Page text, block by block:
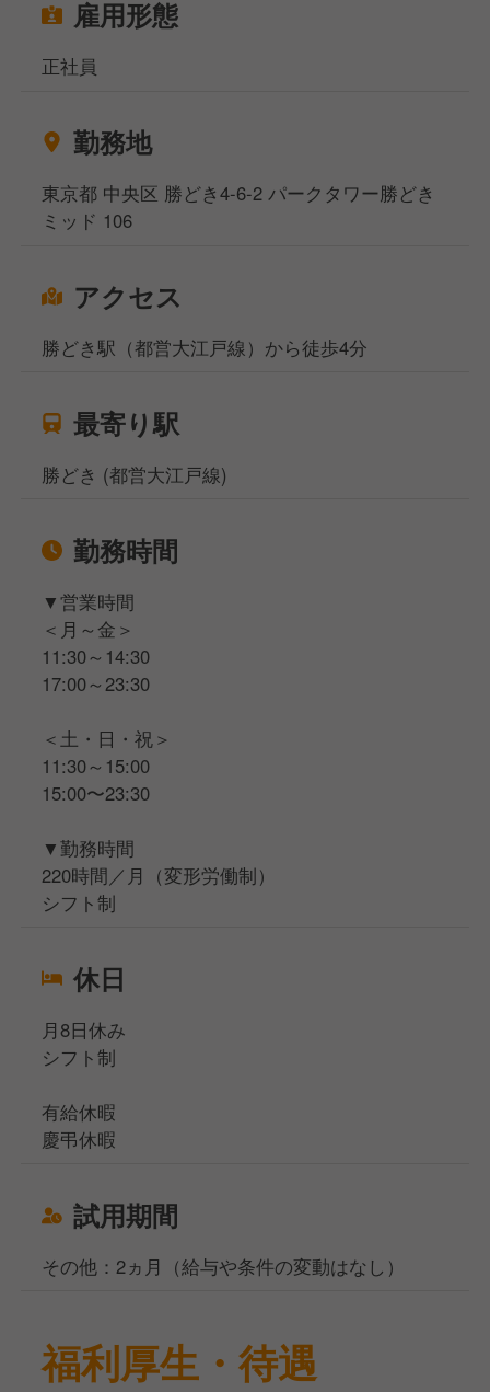
雇用形態
正社員
勤務地
東京都 中央区 勝どき4-6-2 パークタワー勝どき
ミッド 106
アクセス
勝どき駅（都営大江戸線）から徒歩4分
最寄り駅
勝どき (都営大江戸線)
勤務時間
▼営業時間
＜月～金＞
11:30～14:30
17:00～23:30
＜土・日・祝＞
11:30～15:00
15:00〜23:30
▼勤務時間
220時間／月（変形労働制）
シフト制
休日
月8日休み
シフト制
有給休暇
慶弔休暇
試用期間
その他：2ヵ月（給与や条件の変動はなし）
福利厚生・待遇